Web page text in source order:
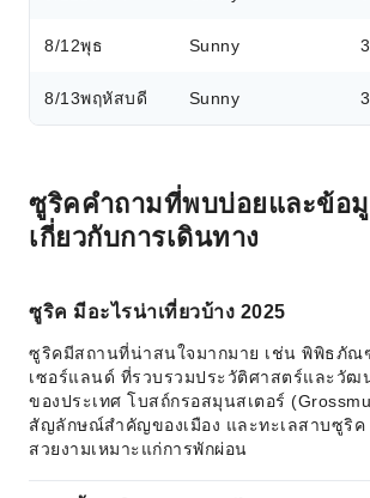
8/12พุธ Sunny
8/13พฤหัสบดี Sunny
ซูริคคำถามที่พบบ่อยและข้อ
เกี่ยวกับการเดินทาง
ซูริค มีอะไรน่าเที่ยวบ้าง 2025
ซูริคมีสถานที่น่าสนใจมากมาย เช่น พิพิธภัณ
เซอร์แลนด์ ที่รวบรวมประวัติศาสตร์และวั
ของประเทศ โบสถ์กรอสมุนสเตอร์
สัญลักษณ์สำคัญของเมือง และทะเลสาบซูริค
สวยงามเหมาะแก่การพักผ่อน